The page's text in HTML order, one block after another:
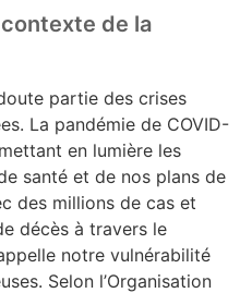
de la
partie des crises
La pandémie de COVID-
en lumière les
santé et de nos plans de
des millions de cas et
décès à travers le
notre vulnérabilité
Selon l’Organisation